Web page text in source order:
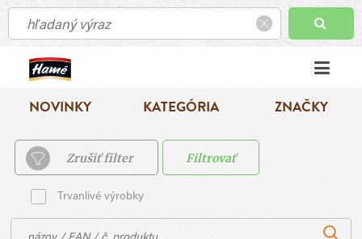
NOVINKY KATEGÓRIA ZNAČKY
Zrušiť filter Filtrovať
Trvanlivé výrobky